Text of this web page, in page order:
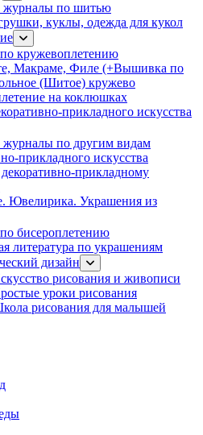
по шитью
куклы, одежда для кукол
кружевоплетению
Макраме, Филе (+Вышивка по
(Шитое) кружево
на коклюшках
прикладного искусства
по другим видам
прикладного искусства
прикладному
Ювелирика. Украшения из
бисероплетению
литература по украшениям
дизайн
рисования и живописи
уроки рисования
рисования для малышей